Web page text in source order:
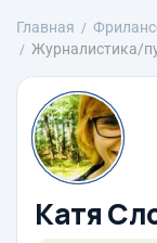
Главная
Журналистика/
Катя